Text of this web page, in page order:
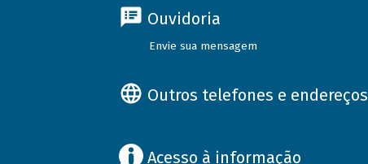
Ouvidoria
Envie sua mensagem
Outros telefones e endereços
Acesso à informação